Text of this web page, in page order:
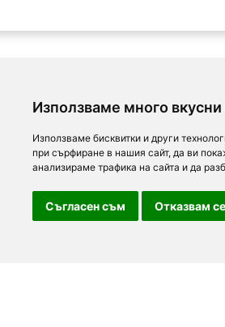
Използваме много вкусни
Използваме бисквитки и други
при сърфиране в нашия сайт, да ви
анализираме трафика на сайта и да
Съгласен съм Отказвам се